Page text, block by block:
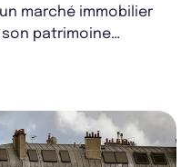
marché immobilier
patrimoine
constan...